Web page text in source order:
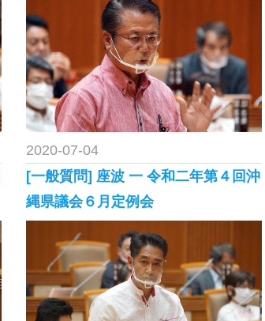
2020-07-04
[一般質問] 座波 一 令和二年第４回沖
縄県議会６月定例会